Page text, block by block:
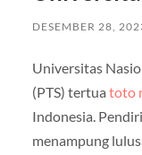
DESEMBER 28,
Universitas
(PTS) tertua toto
Indonesia.
menampung